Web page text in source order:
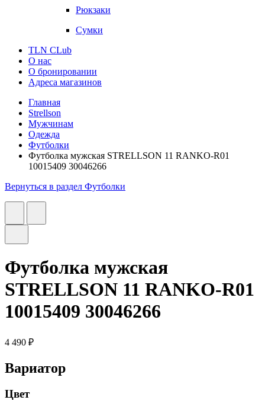
Рюкзаки
Сумки
TLN CLub
О нас
О бронировании
Адреса магазинов
Главная
Strellson
Мужчинам
Одежда
Футболки
Футболка мужская STRELLSON 11 RANKO-R01
10015409 30046266
Вернуться в раздел Футболки
Футболка мужская
STRELLSON 11 RANKO-R01
10015409 30046266
4 490 ₽
Вариатор
Цвет